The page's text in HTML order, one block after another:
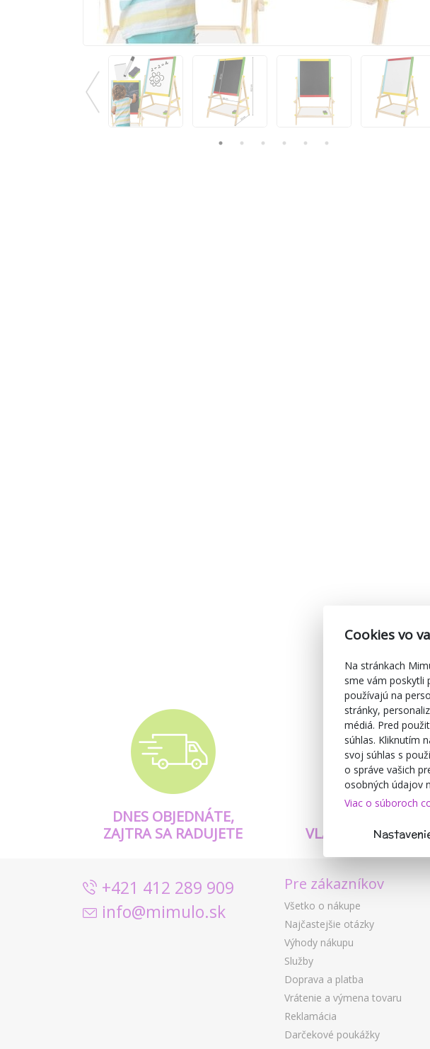
DNES OBJEDNÁTE,
ZAJTRA SA RADUJETE
VLASTNÉ
+421 412 289 909
info@mimulo.sk
Pre zákazníkov
Všetko o nákupe
Najčastejšie otázky
Výhody nákupu
Služby
Doprava a platba
Vrátenie a výmena tovaru
Reklamácia
Darčekové poukážky
Cookies vo
Na stránkach
sme vám poskytli
používajú na
stránky,
médiá. Pred
súhlas. Kliknutím
svoj súhlas s
o správe vašich
osobných údajov
Viac o súboroch